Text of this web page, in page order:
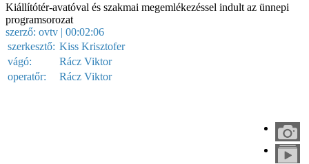
Kiállítótér-avatóval és szakmai megemlékezéssel indult az ünnepi
programsorozat
szerző: ovtv | 00:02:06
szerkesztő: Kiss Krisztofer
vágó:
Rácz Viktor
operatőr:
Rácz Viktor